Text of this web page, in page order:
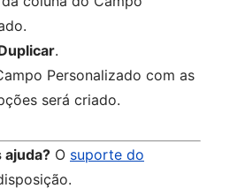
.
Personalizado com as
será criado.
ajuda? O suporte do